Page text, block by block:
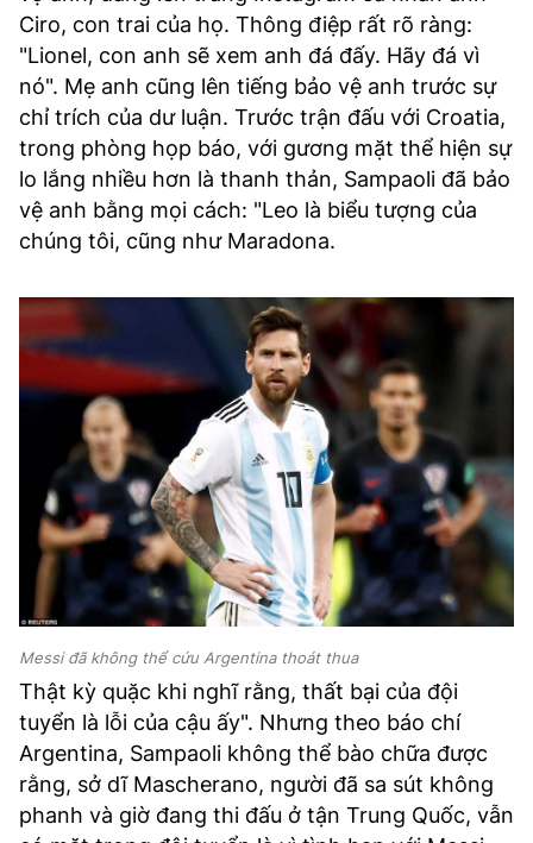
Ciro, con trai của họ. Thông điệp rất rõ ràng:
"Lionel, con anh sẽ xem anh đá đấy. Hãy đá vì
nó". Mẹ anh cũng lên tiếng bảo vệ anh trước sự
chỉ trích của dư luận. Trước trận đấu với Croatia,
trong phòng họp báo, với gương mặt thể hiện sự
lo lắng nhiều hơn là thanh thản, Sampaoli đã bảo
vệ anh bằng mọi cách: "Leo là biểu tượng của
chúng tôi, cũng như Maradona.
Messi đã không thể cứu Argentina thoát thua
Thật kỳ quặc khi nghĩ rằng, thất bại của đội
tuyển là lỗi của cậu ấy". Nhưng theo báo chí
Argentina, Sampaoli không thể bào chữa được
rằng, sở dĩ Mascherano, người đã sa sút không
phanh và giờ đang thi đấu ở tận Trung Quốc, vẫn